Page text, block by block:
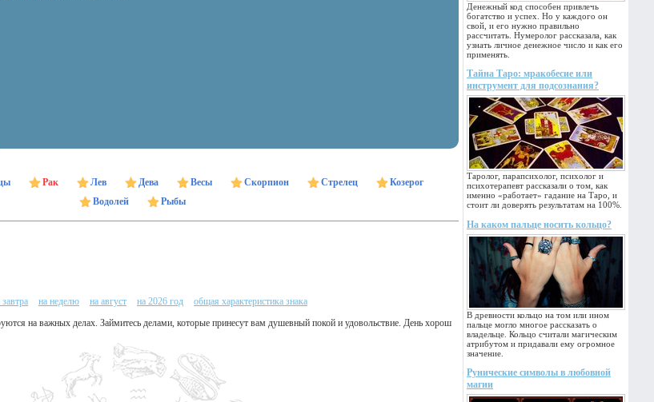
Денежный код способен привлечь
богатство и успех. Но у каждого он
свой, и его нужно правильно
рассчитать. Нумеролог рассказала, как
узнать личное денежное число и как его
применять.
Тайна Таро: мракобесие или
инструмент для подсознания?
Таролог, парапсихолог, психолог и
психотерапевт рассказали о том, как
именно «работает» гадание на Таро, и
стоит ли доверять результатам на 100%.
На каком пальце носить кольцо?
В древности кольцо на том или ином
пальце могло многое рассказать о
владельце. Кольцо считали магическим
атрибутом и придавали ему огромное
значение.
Рунические символы в любовной
магии
Рак Лев Дева Весы Скорпион Стрелец
Козерог
Водолей
Рыбы
завтра на неделю на август на 2026 год
общая характеристика знака
на важных делах. Займитесь делами, которые принесут вам душевный покой и удовольствие. День хорош